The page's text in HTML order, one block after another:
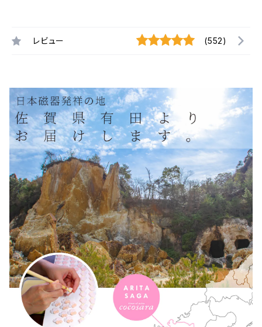
レビュー (552)